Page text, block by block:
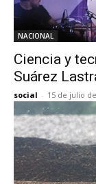
NACIONAL
Ciencia y
Suárez
social - 15 de julio